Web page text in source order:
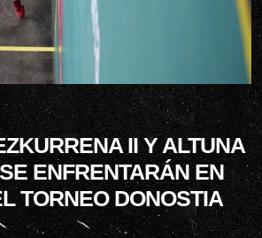
II Y ALTUNA
ENFRENTARÁN EN
TORNEO DONOSTIA